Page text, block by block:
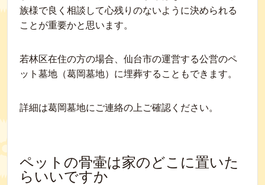
族様で良く相談して心残りのないように決められる
ことが重要かと思います。
若林区在住の方の場合、仙台市の運営する公営のペ
ット墓地（葛岡墓地）に埋葬することもできます。
詳細は葛岡墓地にご連絡の上ご確認ください。
ペットの骨壷は家のどこに置いた
らいいですか